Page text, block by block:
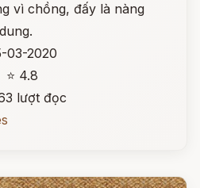
vì chồng, đấy là nàng
03-2020
⭐ 4.8
lượt đọc